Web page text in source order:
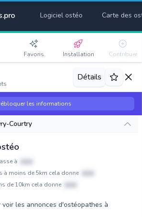
Logiciel ostéo Carte des
Favoris Installation Contribuer
Détails
les informations
Courtry
à
xxxx
à moins de 5km cela donne
xxxx
de 10km cela donne
xxxx
voir les annonces d'ostéopathes à